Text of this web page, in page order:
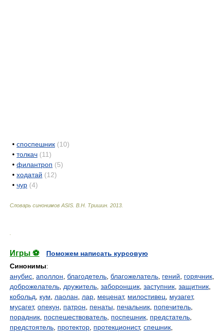
• споспешник (10)
• толкач (11)
• филантроп (5)
• ходатай (12)
• чур (4)
Словарь синонимов ASIS. В.Н. Тришин 2013
Игры ⚽
Поможем написать курсовую
Синонимы:
анубис аполлон благодетель благожелатель гений горячник
доброжелатель дружитель заборонщик заступник защитник
кобольд
кум лаолан лар меценат, милостивец музагет,
мусагет, опекун патрон пенаты печальник попечитель
порадник поспешествователь поспешник предстатель
предстоятель протектор протекционист, спешник